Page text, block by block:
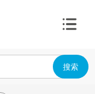
搜索